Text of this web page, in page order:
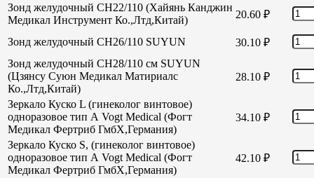
Зонд желудочный СН22/110 (Хайянь Канджин
Медикал Инструмент Ко.,Лтд,Китай)
20.60 ₽
Зонд желудочный СН26/110 SUYUN 30.10 ₽
Зонд желудочный СН28/110 см SUYUN
(Цзянсу Суюн Медикал Матириалс
Ко.,Лтд,Китай)
28.10 ₽
Зеркало Куско L (гинеколог винтовое)
одноразовое тип А Vogt Medical (Фогт
Медикал Фертриб ГмбХ,Германия)
34.10 ₽
Зеркало Куско S, (гинеколог винтовое)
одноразовое тип А Vogt Medical (Фогт
Медикал Фертриб ГмбХ,Германия)
42.10 ₽